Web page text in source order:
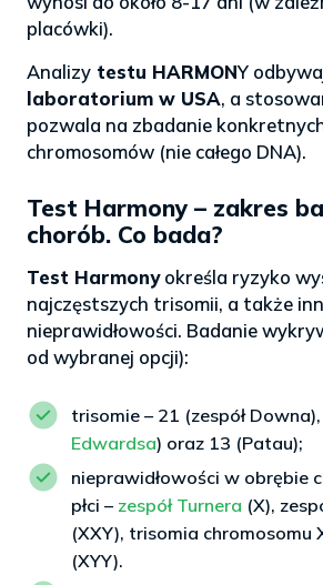
placówki).
Analizy testu HARMONY
laboratorium w USA, a
pozwala na zbadanie
chromosomów (nie całego DNA).
Test Harmony – zakres
chorób. Co bada?
Test Harmonyokreśla ryzyko
najczęstszych trisomii, a także
nieprawidłowości. Badanie
od wybranej opcji):
trisomie – 21 (zespół
Edwardsa) oraz 13 (Patau);
nieprawidłowości w obrębie
płci – zespół Turnera (X),
(XXY), trisomia chromosomu
(XYY).